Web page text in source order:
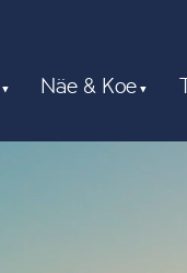
Näe & Koe